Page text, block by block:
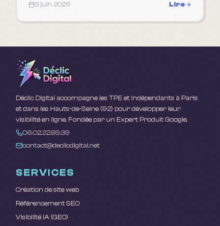
3 juin 2026 Lire
Déclic Digital accompagne les TPE et indépendants à Paris
et dans les Hauts-de-Seine (92) pour développer leur
visibilité en ligne. Fondée par un Expert Produit Google.
06.02.22.89.39
contact@declicdigital.net
SERVICES
Création de site web
Référencement SEO
Visibilité IA (GEO)